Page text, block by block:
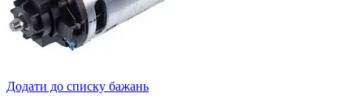
Додати до списку бажань